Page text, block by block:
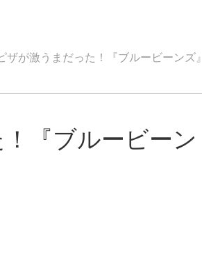
ザが激うまだった！『ブルービーンズ』
『ブルービーン